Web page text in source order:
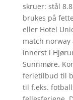
skruer: stål
brukes på
eller Hotel
match
innerst i
Sunnmøre.
ferietilbud til
til f.eks.